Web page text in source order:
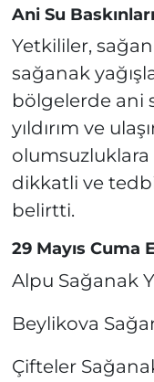
Ani Su
Yetkililer,
sağanak
bölgelerde ani
yıldırım ve
olumsuzluklara
dikkatli ve
belirtti.
29 Mayıs Cuma
Alpu Sağanak
Beylikova
Çifteler